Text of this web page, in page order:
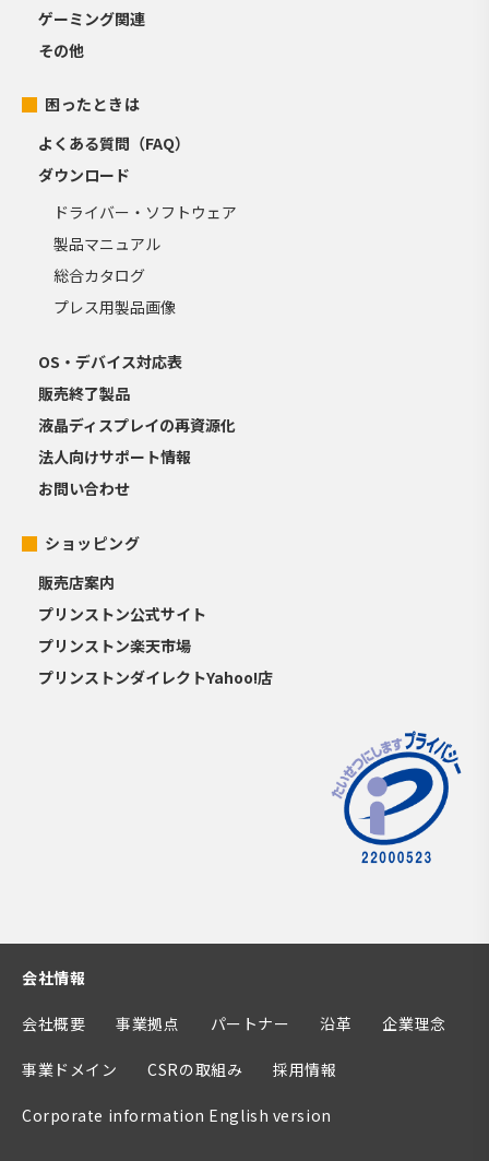
ゲーミング関連
その他
困ったときは
よくある質問（FAQ）
ダウンロード
ドライバー・ソフトウェア
製品マニュアル
総合カタログ
プレス用製品画像
OS・デバイス対応表
販売終了製品
液晶ディスプレイの再資源化
法人向けサポート情報
お問い合わせ
ショッピング
販売店案内
プリンストン公式サイト
プリンストン楽天市場
プリンストンダイレクトYahoo!店
会社情報
会社概要 事業拠点 パートナー 沿革 企業理念
事業ドメイン CSRの取組み 採用情報
Corporate information English version